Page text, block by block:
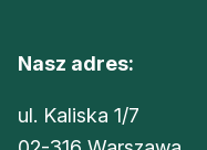
Nasz adres:
ul. Kaliska 1/7